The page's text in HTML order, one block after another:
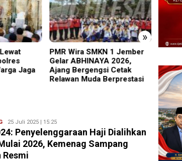
»
Jaga
PMR Wira SMKN 1 Jember
Gelar ABHINAYA 2026,
Ajang Bergengsi Cetak
Relawan Muda Berprestasi
Ryan
Karawang
25 Juli 2025 | 15:25
Penyelenggaraan Haji Dialihkan
2026, Kemenag Sampang
Resmi